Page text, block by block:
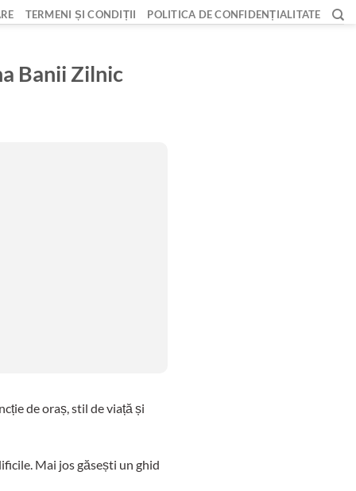
TERMENI ȘI CONDIȚII POLITICA DE CONFIDENȚIALITATE
Banii Zilnic
de oraș, stil de viață și
Mai jos găsești un ghid